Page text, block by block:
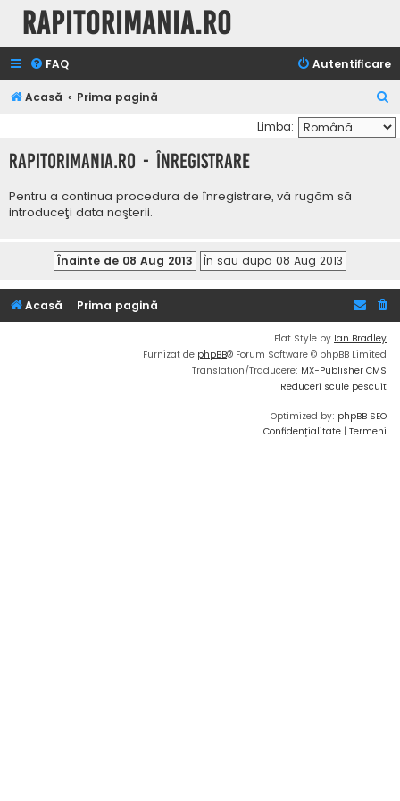
Rapitorimania.ro
FAQ Autentificare
Acasă Prima pagină
ă
u
Limba:
Rapitorimania.ro - Înregistrare
Pentru a continua procedura de înregistrare, vă rugăm să
introduceţi data naşterii.
Acasă Prima pagină
Flat Style by Ian Bradley
Furnizat de phpBB® Forum Software © phpBB Limited
Translation/Traducere: MX-Publisher CMS
Reduceri scule pescuit
Optimized by: phpBB SEO
Confidențialitate | Termeni